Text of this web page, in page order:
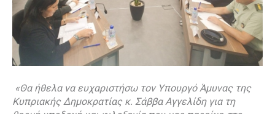
«Θα ήθελα να ευχαριστήσω τον Υπουργό Άμυνας της
Κυπριακής Δημοκρατίας κ. Σάββα Αγγελίδη για τη